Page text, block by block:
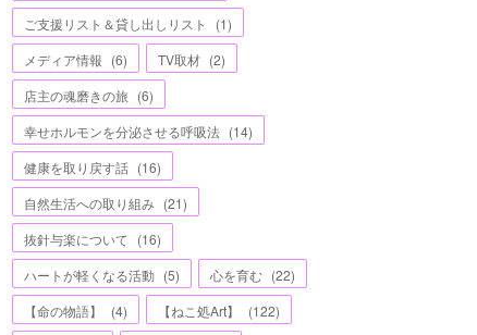
ご支援リスト＆貸し出しリスト
(1)
メディア情報 (6) TV取材 (2)
店主の魂磨きの旅 (6)
幸せホルモンを分泌させる呼吸法 (14)
健康を取り戻す話 (16)
自然生活への取り組み (21)
抜針与楽について (16)
ハートが軽くなる活動 (5) 心を育む (22)
【命の物語】
(4) 【ねこ処Art】 (122)